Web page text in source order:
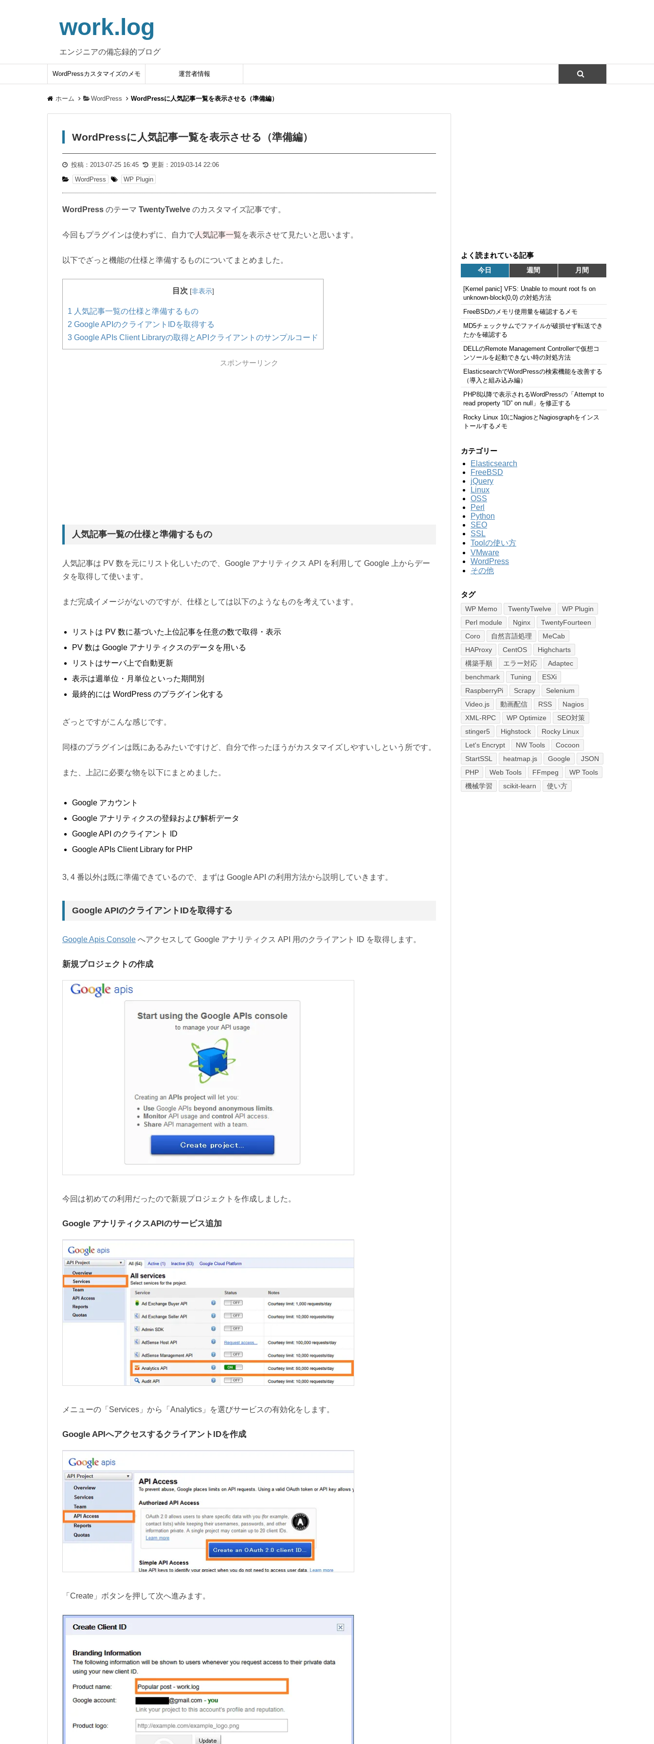
work.log
エンジニアの備忘録的ブログ
WordPressカスタマイズのメモ 運営者情報
ホーム WordPress WordPressに人気記事一覧を表示させる（準備編）
WordPressに人気記事一覧を表示させる（準備編）
投稿： 2013-07-25 16:45 更新： 2019-03-14 22:06
WordPress
WP Plugin
WordPress のテーマ TwentyTwelve のカスタマイズ記事です。
今回もプラグインは使わずに、自力で 人気記事一覧を表示させて見たいと思います。
以下でざっと機能の仕様と準備するものについてまとめました。
目次 [非表示]
1 人気記事一覧の仕様と準備するもの
2 Google APIのクライアントIDを取得する
3 Google APIs Client Libraryの取得とAPIクライアントのサンプルコード
スポンサーリンク
人気記事一覧の仕様と準備するもの
人気記事は PV 数を元にリスト化しいたので、Google アナリティクス API を利用して Google 上からデー
タを取得して使います。
まだ完成イメージがないのですが、仕様としては以下のようなものを考えています。
リストは PV 数に基づいた上位記事を任意の数で取得・表示
PV 数は Google アナリティクスのデータを用いる
リストはサーバ上で自動更新
表示は週単位・月単位といった期間別
最終的には WordPress のプラグイン化する
ざっとですがこんな感じです。
同様のプラグインは既にあるみたいですけど、自分で作ったほうがカスタマイズしやすいしという所です。
また、上記に必要な物を以下にまとめました。
Google アカウント
Google アナリティクスの登録および解析データ
Google API のクライアント ID
Google APIs Client Library for PHP
3, 4 番以外は既に準備できているので、まずは Google API の利用方法から説明していきます。
Google APIのクライアントIDを取得する
Google Apis Console へアクセスして Google アナリティクス API 用のクライアント ID を取得します。
新規プロジェクトの作成
今回は初めての利用だったので新規プロジェクトを作成しました。
Google アナリティクスAPIのサービス追加
メニューの「Services」から「Analytics」を選びサービスの有効化をします。
Google APIへアクセスするクライアントIDを作成
「Create」ボタンを押して次へ進みます。
よく読まれている記事
今日 週間 月間
[Kernel panic] VFS: Unable to mount root fs on
unknown-block(0,0) の対処方法
FreeBSDのメモリ使用量を確認するメモ
MD5チェックサムでファイルが破損せず転送でき
たかを確認する
DELLのRemote Management Controllerで仮想コ
ンソールを起動できない時の対処方法
ElasticsearchでWordPressの検索機能を改善する
（導入と組み込み編）
PHP8以降で表示されるWordPressの「Attempt to
read property “ID” on null」を修正する
Rocky Linux 10にNagiosとNagiosgraphをインス
トールするメモ
カテゴリー
Elasticsearch
FreeBSD
jQuery
Linux
OSS
Perl
Python
SEO
SSL
Toolの使い方
VMware
WordPress
その他
タグ
WP Memo TwentyTwelve
WP Plugin
Perl module
Nginx
TwentyFourteen
Coro
自然言語処理
MeCab
HAProxy
CentOS
Highcharts
構築手順
エラー対応
Adaptec
benchmark
Tuning
ESXi
RaspberryPi
Scrapy
Selenium
Video.js
動画配信 RSS
Nagios
XML-RPC
WP Optimize
SEO対策
stinger5
Highstock
Rocky Linux
Let's Encrypt
NW Tools
Cocoon
StartSSL
heatmap.js Google
JSON
PHP
Web Tools FFmpeg
WP Tools
機械学習
scikit-learn 使い方